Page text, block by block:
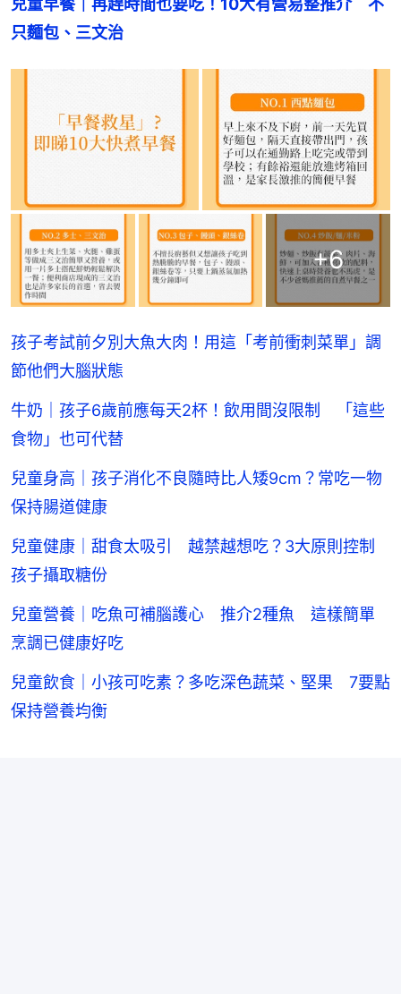
兒童早餐｜再趕時間也要吃！10大有營易整推介　不
只麵包、三文治
+6
孩子考試前夕別大魚大肉！用這「考前衝刺菜單」調
節他們大腦狀態
牛奶｜孩子6歲前應每天2杯！飲用間沒限制 「這些
食物」也可代替
兒童身高｜孩子消化不良隨時比人矮9cm？常吃一物
保持腸道健康
兒童健康｜甜食太吸引 越禁越想吃？3大原則控制
孩子攝取糖份
兒童營養｜吃魚可補腦護心 推介2種魚 這樣簡單
烹調已健康好吃
兒童飲食｜小孩可吃素？多吃深色蔬菜、堅果 7要點
保持營養均衡